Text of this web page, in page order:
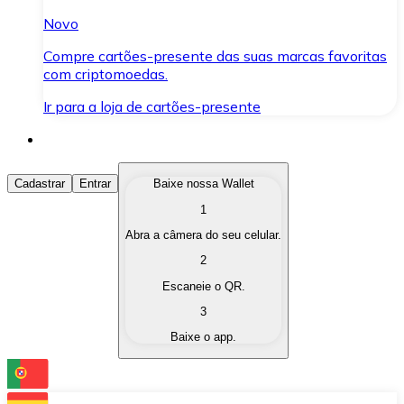
Novo
Compre cartões-presente das suas marcas favoritas
com criptomoedas.
Ir para a loja de cartões-presente
Comprar Criptomoedas
Compre as criptomoedas de seu interesse de forma
Converta suas criptomoedas em moeda fiduciária
Troque uma criptomoeda por outra
Cadastrar Entrar
Baixe nossa Wallet
1
Abra a câmera do seu celular.
2
Escaneie o QR.
3
Baixe o app.